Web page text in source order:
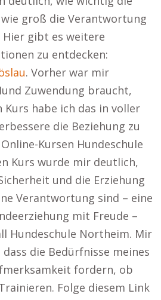
groß die Verantwortung
gibt es weitere
zu entdecken:
. Vorher war mir
Zuwendung braucht,
habe ich das in voller
die Beziehung zu
Kursen Hundeschule
Kurs wurde mir deutlich,
und die Erziehung
Verantwortung sind – eine
mit Freude –
Hundeschule Northeim. Mir
die Bedürfnisse meines
fordern, ob
Folge diesem Link